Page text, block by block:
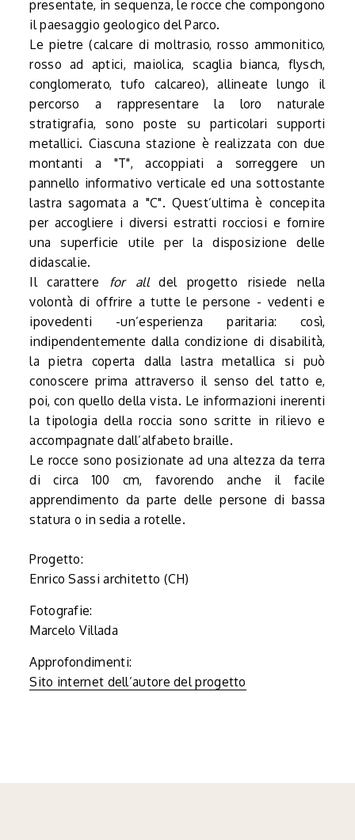
presentate, in sequenza, le rocce che compongono
il paesaggio geologico del Parco.
Le pietre (calcare di moltrasio, rosso ammonitico,
rosso ad aptici, maiolica, scaglia bianca, flysch,
conglomerato, tufo calcareo), allineate lungo il
percorso a rappresentare la loro naturale
stratigrafia, sono poste su particolari supporti
metallici. Ciascuna stazione è realizzata con due
montanti a "T", accoppiati a sorreggere un
pannello informativo verticale ed una sottostante
lastra sagomata a "C". Quest’ultima è concepita
per accogliere i diversi estratti rocciosi e fornire
una superficie utile per la disposizione delle
didascalie.
Il carattere
for alldel progetto risiede nella
volontà di offrire a tutte le persone - vedenti e
ipovedenti -un’esperienza paritaria: così,
indipendentemente dalla condizione di disabilità,
la pietra coperta dalla lastra metallica si può
conoscere prima attraverso il senso del tatto e,
poi, con quello della vista. Le informazioni inerenti
la tipologia della roccia sono scritte in rilievo e
accompagnate dall’alfabeto braille.
Le rocce sono posizionate ad una altezza da terra
di circa 100 cm, favorendo anche il facile
apprendimento da parte delle persone di bassa
statura o in sedia a rotelle.
Progetto:
Enrico Sassi architetto (CH)
Fotografie:
Marcelo Villada
Approfondimenti:
Sito internet dell’autore del progetto